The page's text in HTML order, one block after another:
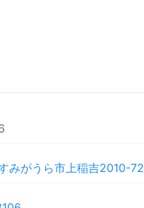
みがうら市上稲吉2010-72